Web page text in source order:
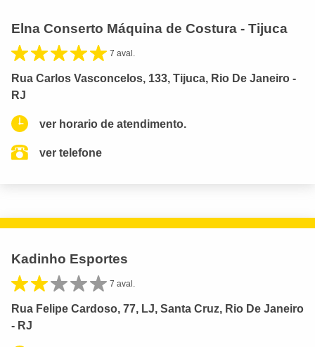
Elna Conserto Máquina de Costura - Tijuca
7 aval.
Rua Carlos Vasconcelos, 133, Tijuca, Rio De Janeiro -
RJ
ver horario de atendimento.
ver telefone
Kadinho Esportes
7 aval.
Rua Felipe Cardoso, 77, LJ, Santa Cruz, Rio De Janeiro
- RJ